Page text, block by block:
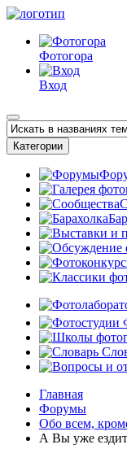
Фотогора
Вход
Категории
Главная
Форумы
Обо всем,
А Вы уже